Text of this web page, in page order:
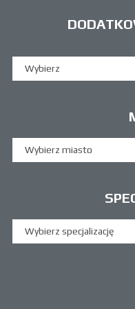
Wybierz
Wybierz miasto
Wybierz specjalizację